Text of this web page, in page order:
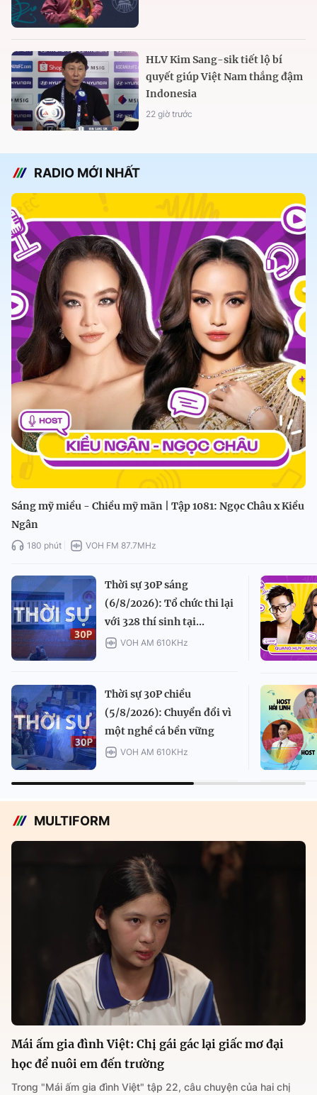
HLV Kim Sang-sik tiết lộ bí
quyết giúp Việt Nam thắng đậm
Indonesia
22 giờ trước
RADIO MỚI NHẤT
Sáng mỹ miều - Chiều mỹ mãn | Tập 1081: Ngọc Châu x Kiều
Ngân
180 phút VOH FM 87.7MHz
Thời sự 30P sáng
(6/8/2026): Tổ chức thi lại
với 328 thí sinh tại...
VOH AM 610KHz
Thời sự 30P chiều
(5/8/2026): Chuyển đổi vì
một nghề cá bền vững
VOH AM 610KHz
MULTIFORM
Mái ấm gia đình Việt: Chị gái gác lại giấc mơ đại
học để nuôi em đến trường
Trong "Mái ấm gia đình Việt" tập 22, câu chuyện của hai chị